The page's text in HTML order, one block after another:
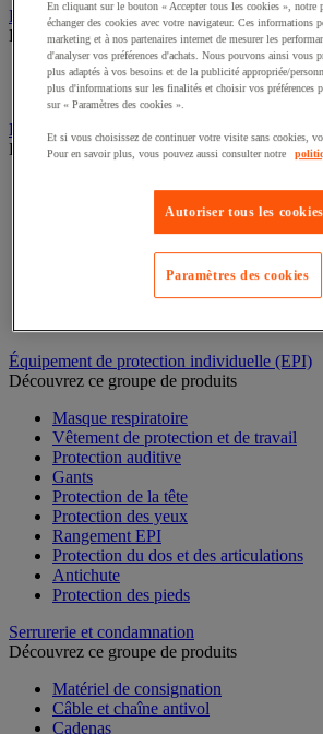
Rééducation et réadaptation
Découvrez ce groupe de produits
Électrostimulation et ultrason
Rééducation
Bac de rétention et matériel de rétention
Découvrez ce groupe de produits
Support de soutirage pour fûts
Conteneur et bungalow de stockage
Box de stockage
Bac de rétention
Équipement de protection individuelle (EPI)
Découvrez ce groupe de produits
Masque respiratoire
Vêtement de protection et de travail
Protection auditive
Gants
Protection de la tête
Protection des yeux
Rangement EPI
Protection du dos et des articulations
Antichute
Protection des pieds
Serrurerie et condamnation
Découvrez ce groupe de produits
Matériel de consignation
Câble et chaîne antivol
Cadenas
En cliquant sur le bouton « Accepter tous les cookies », notre
échanger des cookies avec votre navigateur. Ces informations
marketing et à nos partenaires internet de mesurer les
d'analyser vos préférences d'achats. Nous pouvons ainsi vous
plus adaptés à vos besoins et de la publicité appropriée/
plus d'informations sur les finalités et choisir vos préférences
sur « Paramètres des cookies ».
Et si vous choisissez de continuer votre visite sans cookies,
Pour en savoir plus, vous pouvez aussi consulter notre
Autoriser tous les cookies
Paramètres des cookies